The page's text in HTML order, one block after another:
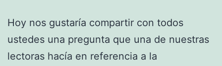
Hoy nos gustaría compartir con todos
ustedes una pregunta que una de nuestras
lectoras hacía en referencia a la